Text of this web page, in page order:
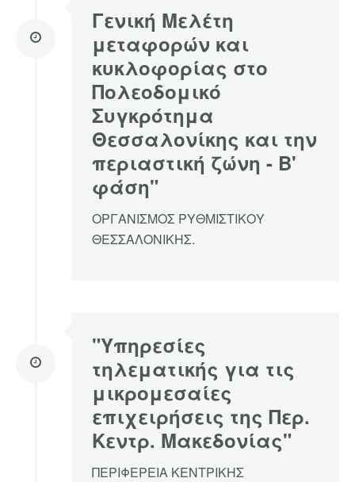
Γενική Μελέτη
μεταφορών και
κυκλοφορίας στο
Πολεοδομικό
Συγκρότημα
Θεσσαλονίκης και την
περιαστική ζώνη - Β'
φάση"
ΟΡΓΑΝΙΣΜΟΣ ΡΥΘΜΙΣΤΙΚΟΥ
ΘΕΣΣΑΛΟΝΙΚΗΣ.
"Υπηρεσίες
τηλεματικής για τις
μικρομεσαίες
επιχειρήσεις της Περ.
Κεντρ. Μακεδονίας"
ΠΕΡΙΦΕΡΕΙΑ ΚΕΝΤΡΙΚΗΣ